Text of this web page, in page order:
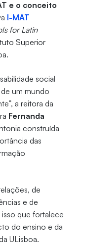
e o conceito
I-MAT
for Latin
Superior
social
um mundo
a reitora da
Fernanda
construída
das
de
e de
que fortalece
do ensino e da
ULisboa.